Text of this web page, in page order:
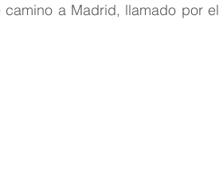
a Madrid, llamado por el